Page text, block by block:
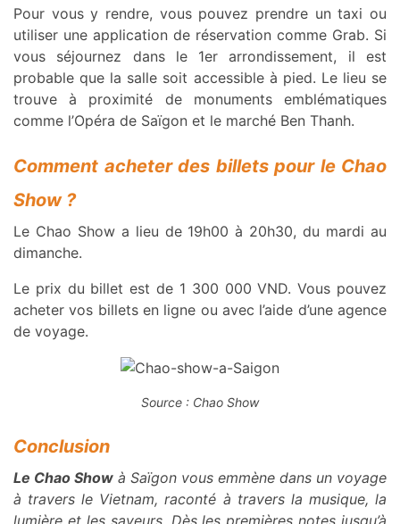
Pour vous y rendre, vous pouvez prendre un taxi ou
utiliser une application de réservation comme Grab. Si
vous séjournez dans le 1er arrondissement, il est
probable que la salle soit accessible à pied. Le lieu se
trouve à proximité de monuments emblématiques
comme l’Opéra de Saïgon et le marché Ben Thanh.
Comment acheter des billets pour le Chao
Show ?
Le Chao Show a lieu de 19h00 à 20h30, du mardi au
dimanche.
Le prix du billet est de 1 300 000 VND. Vous pouvez
acheter vos billets en ligne ou avec l’aide d’une agence
de voyage.
Source : Chao Show
Conclusion
Le Chao Show à Saïgon vous emmène dans un voyage
à travers le Vietnam, raconté à travers la musique, la